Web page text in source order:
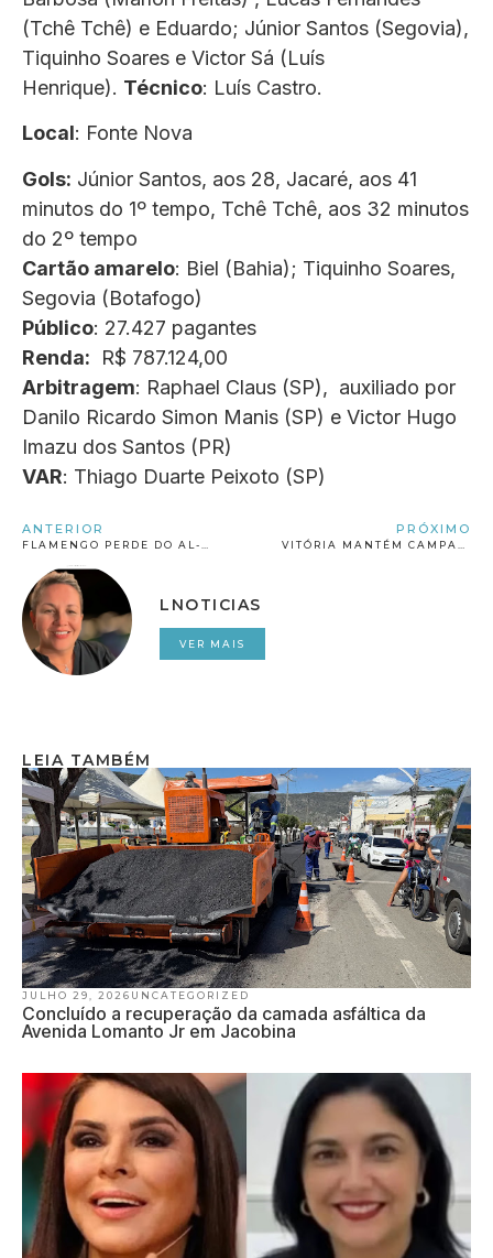
(Tchê Tchê) e Eduardo; Júnior Santos (Segovia),
Tiquinho Soares e Victor Sá (Luís
Henrique). Técnico: Luís Castro.
Local: Fonte Nova
Gols: Júnior Santos, aos 28, Jacaré, aos 41
minutos do 1º tempo, Tchê Tchê, aos 32 minutos
do 2º tempo
Cartão amarelo: Biel (Bahia); Tiquinho Soares,
Segovia (Botafogo)
Público: 27.427 pagantes
Renda: R$ 787.124,00
Arbitragem: Raphael Claus (SP), auxiliado por
Danilo Ricardo Simon Manis (SP) e Victor Hugo
Imazu dos Santos (PR)
VAR: Thiago Duarte Peixoto (SP)
ANTERIOR PRÓXIMO
LNOTICIAS
VER MAIS
LEIA TAMBÉM
JULHO 29, 2026 UNCATEGORIZED
Concluído a recuperação da camada asfáltica da
Avenida Lomanto Jr em Jacobina